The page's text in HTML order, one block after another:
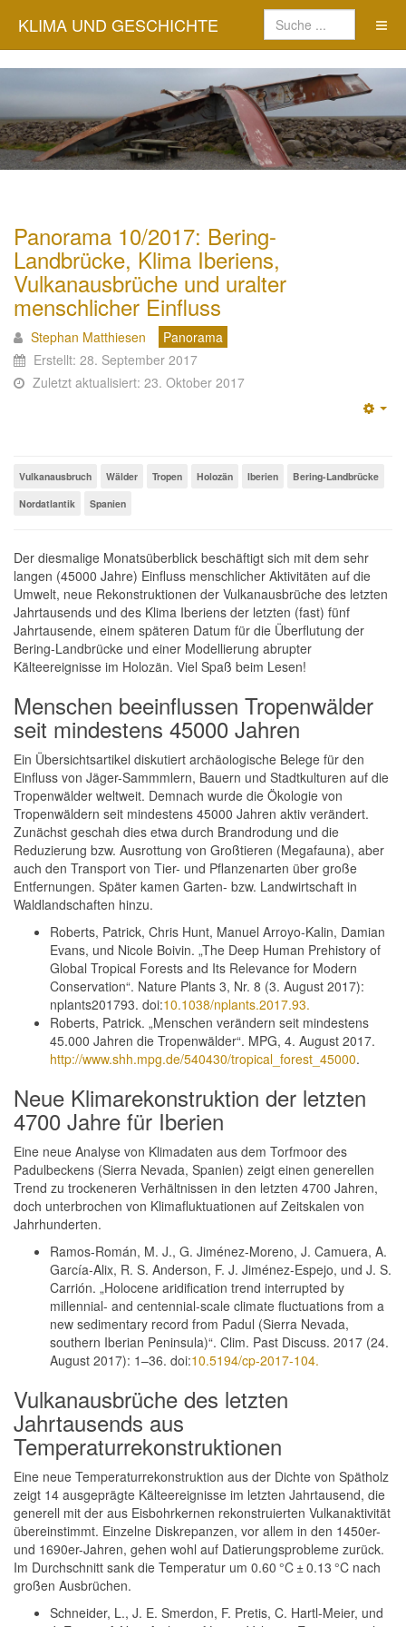
KLIMA UND GESCHICHTE
Panorama 10/2017: Bering-
Landbrücke, Klima Iberiens,
Vulkanausbrüche und uralter
menschlicher Einfluss
Stephan Matthiesen
Panorama
Erstellt: 28. September 2017
Zuletzt aktualisiert: 23. Oktober 2017
Vulkanausbruch Wälder Tropen Holozän Iberien
Bering-Landbrücke
Nordatlantik
Spanien
Der diesmalige Monatsüberblick beschäftigt sich mit dem sehr
langen (45000 Jahre) Einfluss menschlicher Aktivitäten auf die
Umwelt, neue Rekonstruktionen der Vulkanausbrüche des letzten
Jahrtausends und des Klima Iberiens der letzten (fast) fünf
Jahrtausende, einem späteren Datum für die Überflutung der
Bering-Landbrücke und einer Modellierung abrupter
Kälteereignisse im Holozän. Viel Spaß beim Lesen!
Menschen beeinflussen Tropenwälder
seit mindestens 45000 Jahren
Ein Übersichtsartikel diskutiert archäologische Belege für den
Einfluss von Jäger-Sammmlern, Bauern und Stadtkulturen auf die
Tropenwälder weltweit. Demnach wurde die Ökologie von
Tropenwäldern seit mindestens 45000 Jahren aktiv verändert.
Zunächst geschah dies etwa durch Brandrodung und die
Reduzierung bzw. Ausrottung von Großtieren (Megafauna), aber
auch den Transport von Tier- und Pflanzenarten über große
Entfernungen. Später kamen Garten- bzw. Landwirtschaft in
Waldlandschaften hinzu.
Roberts, Patrick, Chris Hunt, Manuel Arroyo-Kalin, Damian
Evans, und Nicole Boivin. „The Deep Human Prehistory of
Global Tropical Forests and Its Relevance for Modern
Conservation“. Nature Plants 3, Nr. 8 (3. August 2017):
nplants201793. doi:10.1038/nplants.2017.93.
Roberts, Patrick. „Menschen verändern seit mindestens
45.000 Jahren die Tropenwälder“. MPG, 4. August 2017.
http://www.shh.mpg.de/540430/tropical_forest_45000.
Neue Klimarekonstruktion der letzten
4700 Jahre für Iberien
Eine neue Analyse von Klimadaten aus dem Torfmoor des
Padulbeckens (Sierra Nevada, Spanien) zeigt einen generellen
Trend zu trockeneren Verhältnissen in den letzten 4700 Jahren,
doch unterbrochen von Klimafluktuationen auf Zeitskalen von
Jahrhunderten.
Ramos-Román, M. J., G. Jiménez-Moreno, J. Camuera, A.
García-Alix, R. S. Anderson, F. J. Jiménez-Espejo, und J. S.
Carrión. „Holocene aridification trend interrupted by
millennial- and centennial-scale climate fluctuations from a
new sedimentary record from Padul (Sierra Nevada,
southern Iberian Peninsula)“. Clim. Past Discuss. 2017 (24.
August 2017): 1–36. doi:10.5194/cp-2017-104.
Vulkanausbrüche des letzten
Jahrtausends aus
Temperaturrekonstruktionen
Eine neue Temperaturrekonstruktion aus der Dichte von Spätholz
zeigt 14 ausgeprägte Kälteereignisse im letzten Jahrtausend, die
generell mit der aus Eisbohrkernen rekonstruierten Vulkanaktivität
übereinstimmt. Einzelne Diskrepanzen, vor allem in den 1450er-
und 1690er-Jahren, gehen wohl auf Datierungsprobleme zurück.
Im Durchschnitt sank die Temperatur um 0.60 °C ± 0.13 °C nach
großen Ausbrüchen.
Schneider, L., J. E. Smerdon, F. Pretis, C. Hartl-Meier, und